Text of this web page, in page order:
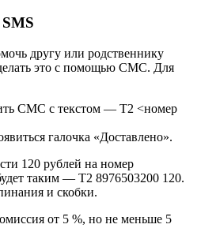
другу или родственнику
это с помощью СМС. Для
СМС с текстом — T2 <номер
галочка «Доставлено».
120 рублей на номер
таким — T2 8976503200 120.
и скобки.
от 5 %, но не меньше 5